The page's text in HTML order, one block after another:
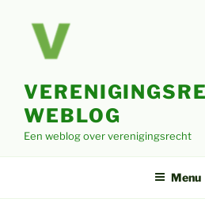
WEBLOG
Een weblog over verenigingsrecht
Menu